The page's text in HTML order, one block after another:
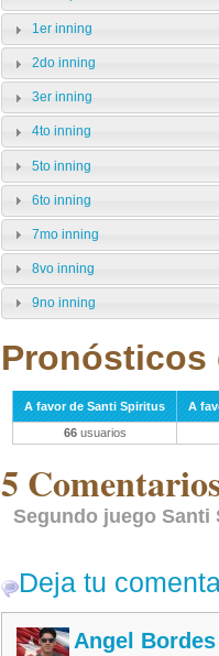
1er inning
2do inning
3er inning
4to inning
5to inning
6to inning
7mo inning
8vo inning
9no inning
Pronósticos
A favor de Santi Spiritus
A
66usuarios
5
Segundo juego
Deja tu
Angel Bordes